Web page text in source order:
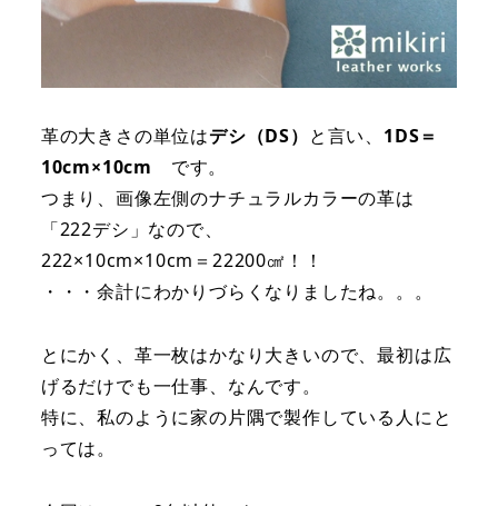
革の大きさの単位はデシ（DS） と言い、 1DS＝
10cm×10cm です。
つまり、画像左側のナチュラルカラーの革は
「222デシ」なので、
222×10cm×10cm＝22200㎠！！
・・・余計にわかりづらくなりましたね。。。
とにかく、革一枚はかなり大きいので、最初は広
げるだけでも一仕事、なんです。
特に、私のように家の片隅で製作している人にと
っては。